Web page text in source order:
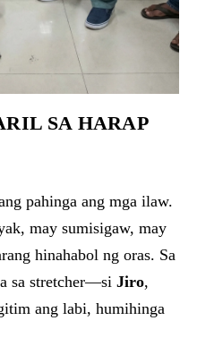
SA HARAP
pahinga ang mga ilaw.
may sumisigaw, may
hinahabol ng oras. Sa
sa stretcher—si Jiro,
ang labi, humihinga